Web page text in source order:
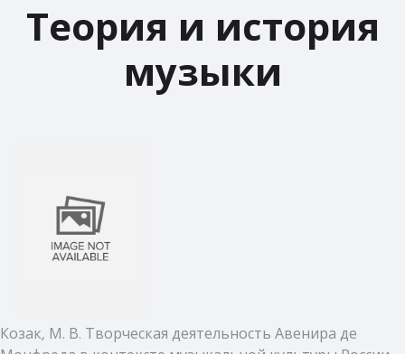
Теория и история
музыки
Козак, М. В. Творческая деятельность Авенира де